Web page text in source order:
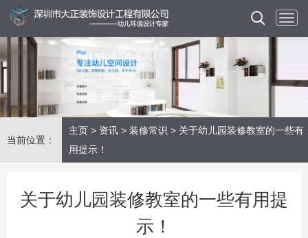
当前位置：
主页 > 资讯 > 装修常识 > 关于幼儿园装修教室的一些有
用提示！
关于幼儿园装修教室的一些有用提
示！